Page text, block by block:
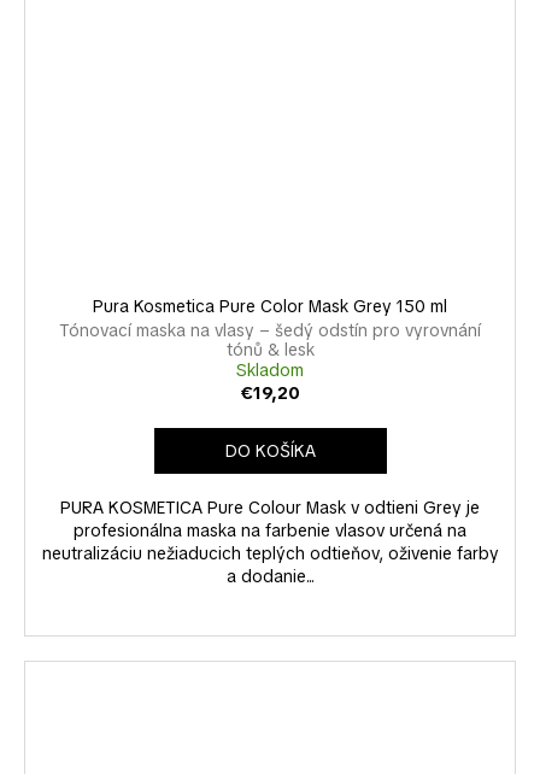
Pura Kosmetica Pure Color Mask Grey 150 ml
Tónovací maska na vlasy – šedý odstín pro vyrovnání
tónů & lesk
Skladom
€19,20
DO KOŠÍKA
PURA KOSMETICA Pure Colour Mask v odtieni Grey je
profesionálna maska na farbenie vlasov určená na
neutralizáciu nežiaducich teplých odtieňov, oživenie farby
a dodanie...